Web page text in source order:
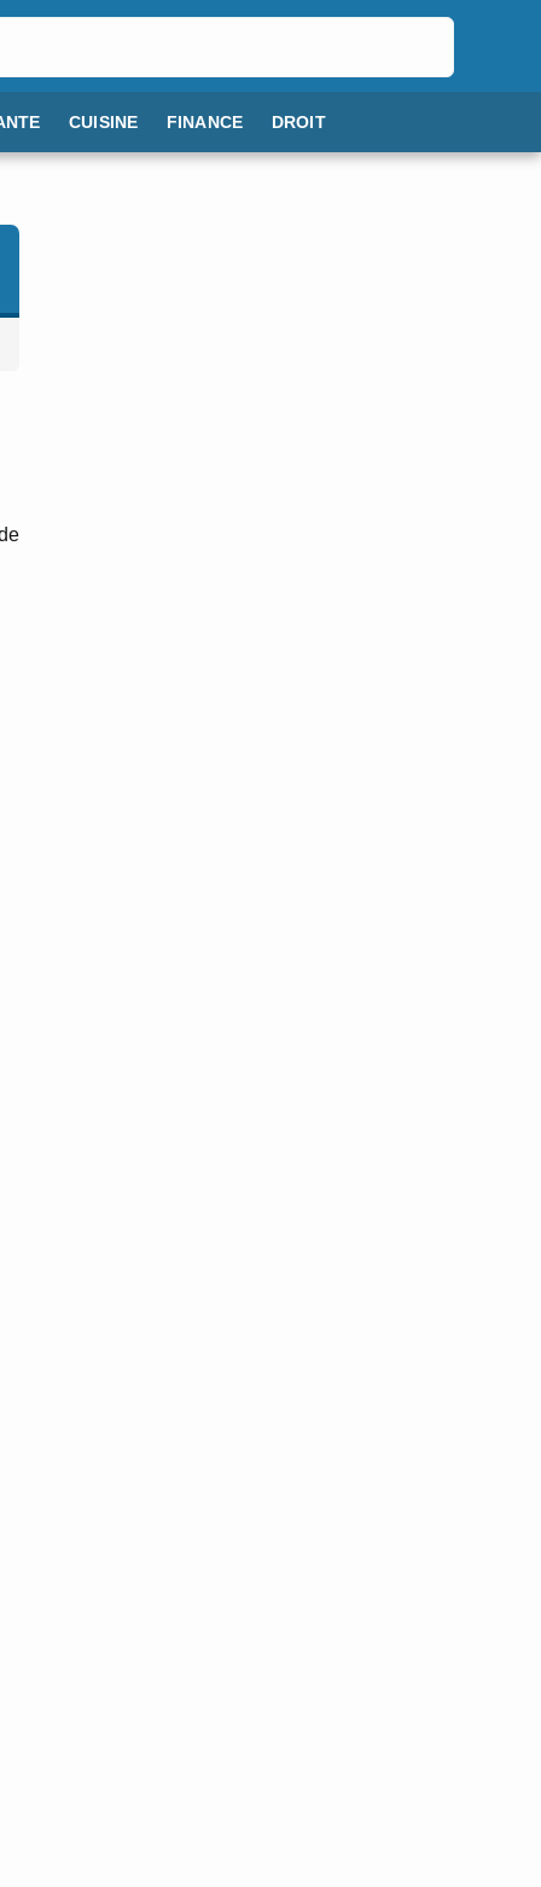
CUISINE FINANCE DROIT